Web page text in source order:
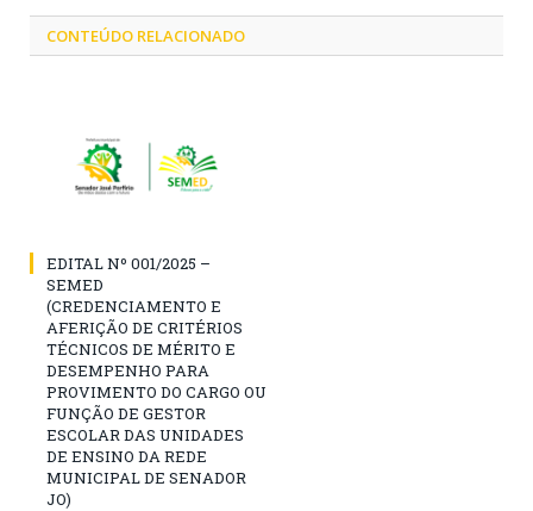
CONTEÚDO RELACIONADO
EDITAL Nº 001/2025 –
SEMED
(CREDENCIAMENTO E
AFERIÇÃO DE CRITÉRIOS
TÉCNICOS DE MÉRITO E
DESEMPENHO PARA
PROVIMENTO DO CARGO OU
FUNÇÃO DE GESTOR
ESCOLAR DAS UNIDADES
DE ENSINO DA REDE
MUNICIPAL DE SENADOR
JO)